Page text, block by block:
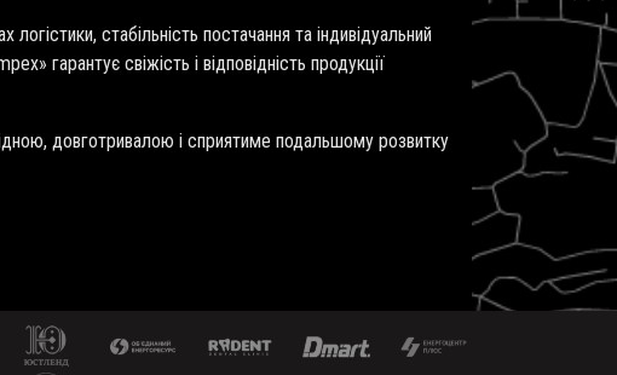
стабільність постачання та індивідуальний
гарантує свіжість і відповідність продукції
довготривалою і сприятиме подальшому розвитку